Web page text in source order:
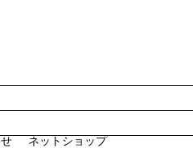
ネットショップ